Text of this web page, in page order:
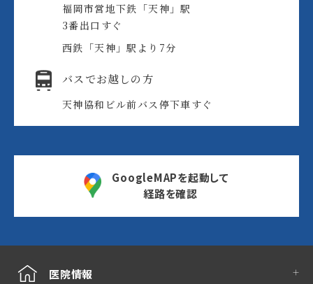
福岡市営地下鉄「天神」駅
3番出口すぐ
西鉄「天神」駅より7分
バスでお越しの方
天神協和ビル前バス停下車すぐ
GoogleMAPを起動して
経路を確認
医院情報